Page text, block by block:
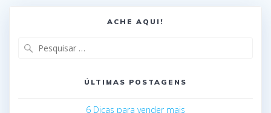
ACHE AQUI!
ÚLTIMAS POSTAGENS
6 Dicas para vender mais